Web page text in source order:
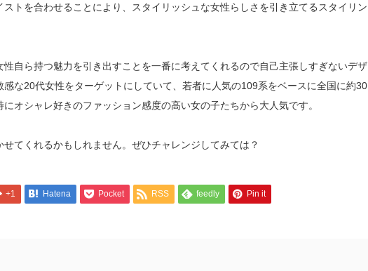
ストを合わせることにより、スタイリッシュな女性らしさを引き立てるスタイリン
性自ら持つ魅力を引き出すことを一番に考えてくれるので自己主張しすぎないデザ
感な20代女性をターゲットにしていて、若者に人気の109系をベースに全国に約30
オシャレ好きのファッション感度の高い女の子たちから大人気です。
せてくれるかもしれません。ぜひチャレンジしてみては？
+1 Hatena Pocket RSS feedly Pin it